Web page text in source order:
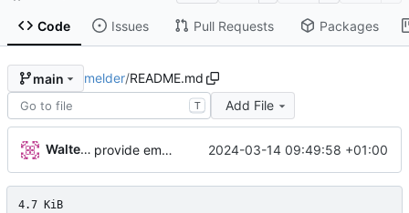
Code Issues Pull Requests Packages
main melder/README.md
T Add File
Walter Hupfeld provide empty location 2024-03-14 09:49:58 +01:00
4.7 KiB